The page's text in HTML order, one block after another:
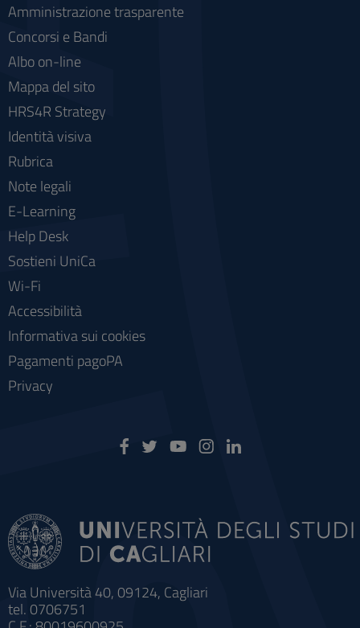
Via Università 40, 09124, Cagliari
tel. 0706751
Amministrazione trasparente
Concorsi e Bandi
Albo on-line
Mappa del sito
HRS4R Strategy
Identità visiva
Rubrica
Note legali
E-Learning
Help Desk
Sostieni UniCa
Wi-Fi
Accessibilità
Informativa sui cookies
Pagamenti pagoPA
Privacy